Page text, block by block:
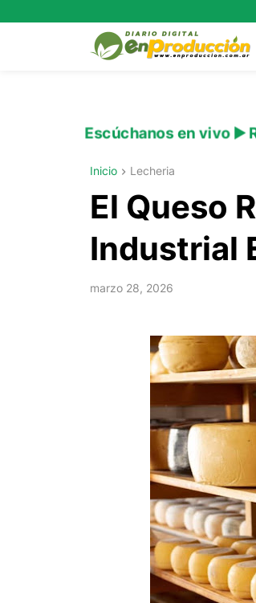
Escúchanos en vivo ▶️
Inicio Lecheria
El Queso
Industrial
marzo 28, 2026